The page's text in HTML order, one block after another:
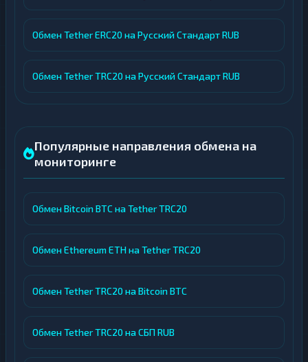
Обмен Tether ERC20 на Русский Стандарт RUB
Обмен Tether TRC20 на Русский Стандарт RUB
Популярные направления обмена на
мониторинге
Обмен Bitcoin BTC на Tether TRC20
Обмен Ethereum ETH на Tether TRC20
Обмен Tether TRC20 на Bitcoin BTC
Обмен Tether TRC20 на СБП RUB